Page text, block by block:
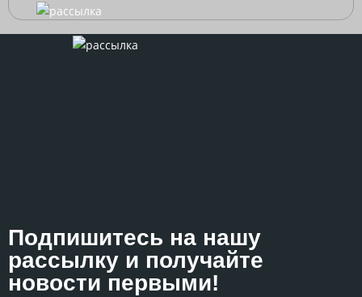
Подпишитесь на нашу
рассылку и получайте
новости первыми!